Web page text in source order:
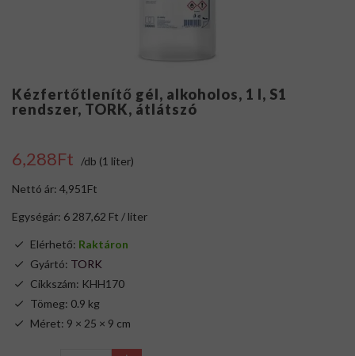
Kézfertőtlenítő gél, alkoholos, 1 l, S1
rendszer, TORK, átlátszó
6,288Ft /db (1 liter)
Nettó ár: 4,951Ft
Egységár: 6 287,62 Ft / liter
Elérhető: Raktáron
Gyártó: TORK
Cikkszám: KHH170
Tömeg: 0.9 kg
Méret: 9 × 25 × 9 cm